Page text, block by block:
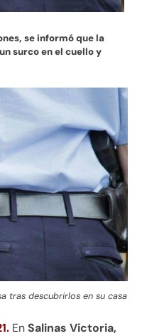
se informó que la
surco en el cuello y
tras descubrirlos en su casa
EnSalinas Victoria,